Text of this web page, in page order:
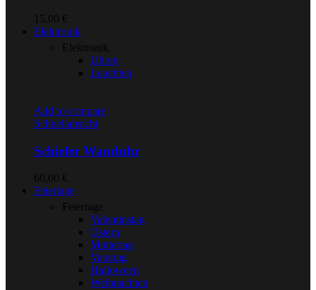
15,00 €
Elektronik
Elektronik
Uhren
Leuchten
Add to compare
Schnellansicht
Schiefer Wanduhr
60,00 €
Feiertage
Feiertage
Valentinstag
Ostern
Muttertag
Vatertag
Halloween
Weihnachten